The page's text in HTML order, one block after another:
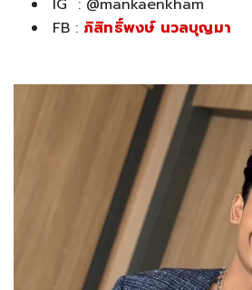
IG : @mankaenkham
FB : ภิสิทธิ์พงษ์ นวลบุญมา